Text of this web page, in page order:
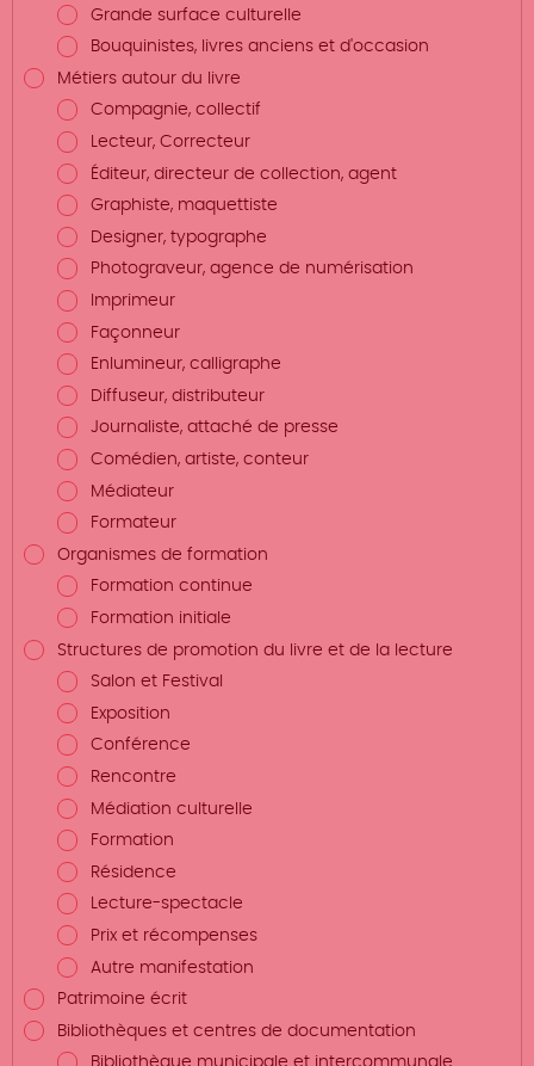
Grande surface culturelle
Bouquinistes, livres anciens et d'occasion
Métiers autour du livre
Compagnie, collectif
Lecteur, Correcteur
Éditeur, directeur de collection, agent
Graphiste, maquettiste
Designer, typographe
Photograveur, agence de numérisation
Imprimeur
Façonneur
Enlumineur, calligraphe
Diffuseur, distributeur
Journaliste, attaché de presse
Comédien, artiste, conteur
Médiateur
Formateur
Organismes de formation
Formation continue
Formation initiale
Structures de promotion du livre et de la lecture
Salon et Festival
Exposition
Conférence
Rencontre
Médiation culturelle
Formation
Résidence
Lecture-spectacle
Prix et récompenses
Autre manifestation
Patrimoine écrit
Bibliothèques et centres de documentation